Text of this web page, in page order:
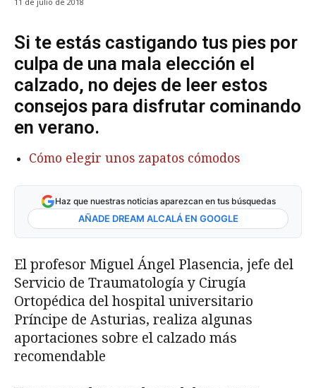
Si te estás castigando tus pies por
culpa de una mala elección el
calzado, no dejes de leer estos
consejos para disfrutar cominando
en verano.
Cómo elegir unos zapatos cómodos
Haz que nuestras noticias aparezcan en tus búsquedas
AÑADE DREAM ALCALÁ EN GOOGLE
El profesor Miguel Ángel Plasencia, jefe del
Servicio de Traumatología y Cirugía
Ortopédica del hospital universitario
Príncipe de Asturias, realiza algunas
aportaciones sobre el calzado más
recomendable